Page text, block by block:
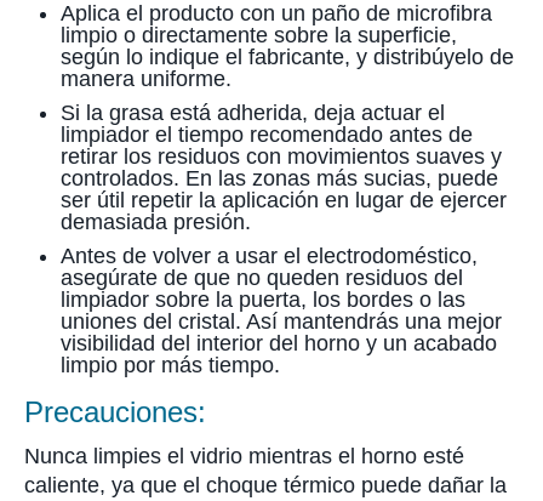
Aplica el producto con un paño de microfibra
limpio o directamente sobre la superficie,
según lo indique el fabricante, y distribúyelo de
manera uniforme.
Si la grasa está adherida, deja actuar el
limpiador el tiempo recomendado antes de
retirar los residuos con movimientos suaves y
controlados. En las zonas más sucias, puede
ser útil repetir la aplicación en lugar de ejercer
demasiada presión.
Antes de volver a usar el electrodoméstico,
asegúrate de que no queden residuos del
limpiador sobre la puerta, los bordes o las
uniones del cristal. Así mantendrás una mejor
visibilidad del interior del horno y un acabado
limpio por más tiempo.
Precauciones:
Nunca limpies el vidrio mientras el horno esté
caliente, ya que el choque térmico puede dañar la